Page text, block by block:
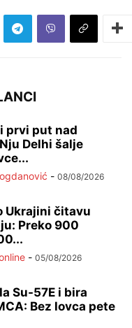
prvi put nad
Delhi šalje
- 08/08/2026
Ukrajini čitavu
Preko 900
- 05/08/2026
Su-57E i bira
Bez lovca pete